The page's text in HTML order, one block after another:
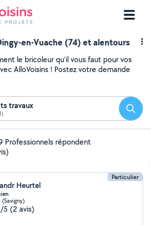
en-Vuache (74) et alentours
le bricoleur qu'il vous faut pour vos
AlloVoisins ! Postez votre demande
travaux
Professionnels répondent
Particulier
Heurtel
(Savigny)
5 (2 avis)